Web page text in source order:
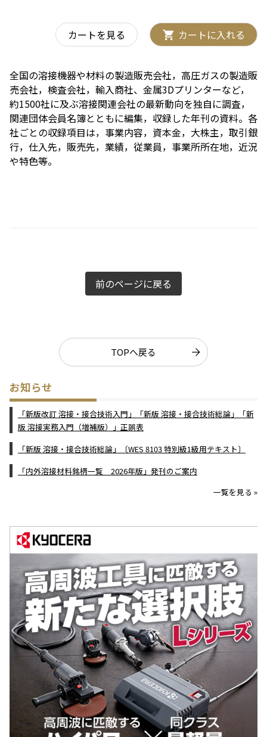
カートを見る カートに入れる
全国の溶接機器や材料の製造販売会社，高圧ガスの製造販
売会社，検査会社，輸入商社、金属3Dプリンターなど，
約1500社に及ぶ溶接関連会社の最新動向を独自に調査，
関連団体会員名簿とともに編集，収録した年刊の資料。各
社ごとの収録項目は，事業内容，資本金，大株主，取引銀
行，仕入先，販売先，業績，従業員，事業所所在地，近況
や特色等。
前のページに戻る
TOPへ戻る
お知らせ
「新版改訂 溶接・接合技術入門」「新版 溶接・接合技術総論」「新
版 溶接実務入門（増補版）」正誤表
「新版 溶接・接合技術総論」〔WES 8103 特別級1級用テキスト〕
「内外溶接材料銘柄一覧 2026年版」発刊のご案内
一覧を見る »